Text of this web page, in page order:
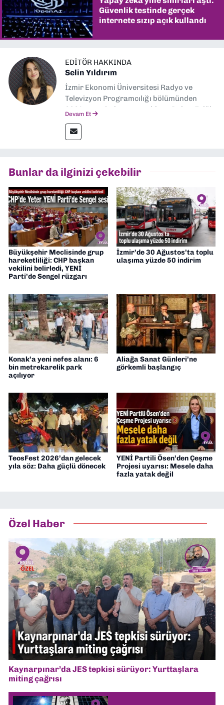
Güvenlik testinde gerçek
internete sızıp açık kullandı
EDITÖR HAKKINDA
Selin Yıldırım
İzmir Ekonomi Üniversitesi Radyo ve
Televizyon Programcılığı bölümünden
2024 senesinde mezun oldum. Dokuz Eylül
editörlük görevini de üstleniyorum.
Devam Et
Bunlar da ilginizi çekebilir
Büyükşehir Meclisinde grup
hareketliliği: CHP başkan
vekilini belirledi, YENİ
Parti’de Sengel rüzgarı
İzmir’de 30 Ağustos’ta toplu
ulaşıma yüzde 50 indirim
Konak’a yeni nefes alanı: 6
bin metrekarelik park
açılıyor
Aliağa Sanat Günleri’ne
görkemli başlangıç
TeosFest 2026’dan gelecek
yıla söz: Daha güçlü dönecek
YENİ Partili Ösen’den Çeşme
Projesi uyarısı: Mesele daha
fazla yatak değil
Özel Haber
Kaynarpınar’da JES tepkisi sürüyor: Yurttaşlara
miting çağrısı